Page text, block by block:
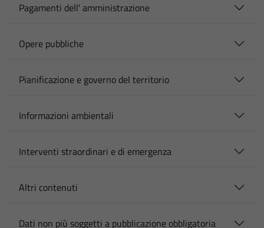
Pagamenti dell' amministrazione
Opere pubbliche
Pianificazione e governo del territorio
Informazioni ambientali
Interventi straordinari e di emergenza
Altri contenuti
Dati non più soggetti a pubblicazione obbligatoria